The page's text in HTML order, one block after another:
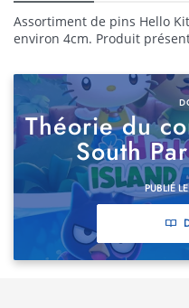
Assortiment de pins Hello
environ 4cm. Produit
Théorie du
South
PUBLIÉ